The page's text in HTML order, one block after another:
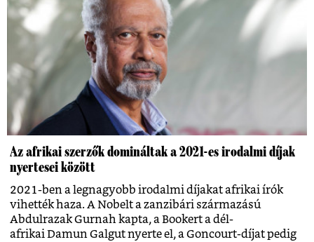
Az afrikai szerzők domináltak a 2021-es irodalmi díjak
nyertesei között
2021-ben a legnagyobb irodalmi díjakat afrikai írók
vihették haza. A Nobelt a zanzibári származású
Abdulrazak Gurnah kapta, a Bookert a dél-
afrikai Damun Galgut nyerte el, a Goncourt-díjat pedig